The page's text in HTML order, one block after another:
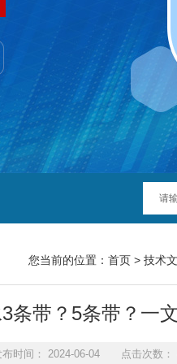
您当前的位置： 首页 > 技术
条带？5条带？一
布时间： 2024-06-04 点击次数：